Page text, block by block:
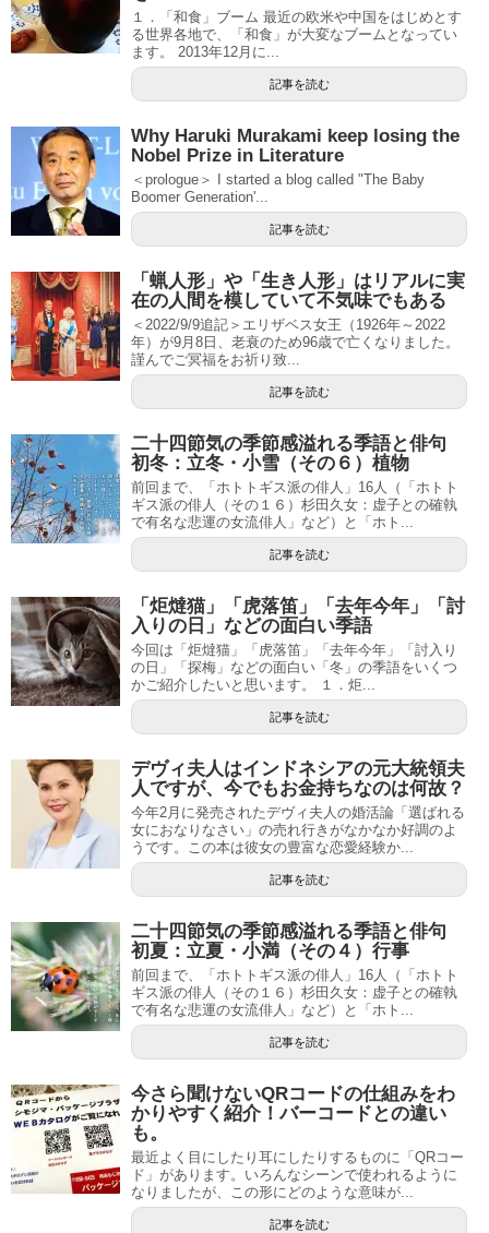
１．「和食」ブーム 最近の欧米や中国をはじめとす
る世界各地で、「和食」が大変なブームとなってい
ます。 2013年12月に...
記事を読む
Why Haruki Murakami keep losing the
Nobel Prize in Literature
＜prologue＞ I started a blog called "The Baby
Boomer Generation'...
記事を読む
「蝋人形」や「生き人形」はリアルに実
在の人間を模していて不気味でもある
＜2022/9/9追記＞エリザベス女王（1926年～2022
年）が9月8日、老衰のため96歳で亡くなりました。
謹んでご冥福をお祈り致...
記事を読む
二十四節気の季節感溢れる季語と俳句
初冬：立冬・小雪（その６）植物
前回まで、「ホトトギス派の俳人」16人（「ホトト
ギス派の俳人（その１６）杉田久女：虚子との確執
で有名な悲運の女流俳人」など）と「ホト...
記事を読む
「炬燵猫」「虎落笛」「去年今年」「討
入りの日」などの面白い季語
今回は「炬燵猫」「虎落笛」「去年今年」「討入り
の日」「探梅」などの面白い「冬」の季語をいくつ
かご紹介したいと思います。 １．炬...
記事を読む
デヴィ夫人はインドネシアの元大統領夫
人ですが、今でもお金持ちなのは何故？
今年2月に発売されたデヴィ夫人の婚活論「選ばれる
女におなりなさい」の売れ行きがなかなか好調のよ
うです。この本は彼女の豊富な恋愛経験か...
記事を読む
二十四節気の季節感溢れる季語と俳句
初夏：立夏・小満（その４）行事
前回まで、「ホトトギス派の俳人」16人（「ホトト
ギス派の俳人（その１６）杉田久女：虚子との確執
で有名な悲運の女流俳人」など）と「ホト...
記事を読む
今さら聞けないQRコードの仕組みをわ
かりやすく紹介！バーコードとの違い
も。
最近よく目にしたり耳にしたりするものに「QRコー
ド」があります。いろんなシーンで使われるように
なりましたが、この形にどのような意味が...
記事を読む